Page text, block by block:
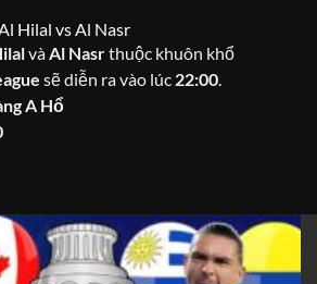
Hilal vs Al Nasr
vàAl Nasrthuộc khuôn khổ
sẽ diễn ra vào lúc 22:00.
A Hổ